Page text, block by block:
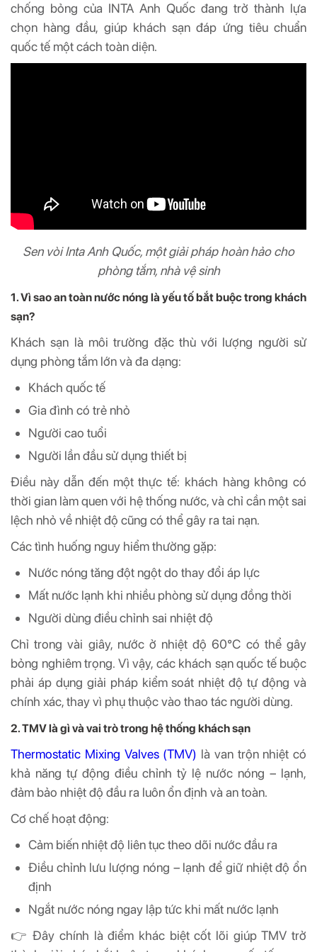
chống bỏng của INTA Anh Quốc đang trở thành lựa
chọn hàng đầu, giúp khách sạn đáp ứng tiêu chuẩn
quốc tế một cách toàn diện.
Sen vòi Inta Anh Quốc, một giải pháp hoàn hảo cho
phòng tắm, nhà vệ sinh
1. Vì sao an toàn nước nóng là yếu tố bắt buộc trong khách
sạn?
Khách sạn là môi trường đặc thù với lượng người sử
dụng phòng tắm lớn và đa dạng:
Khách quốc tế
Gia đình có trẻ nhỏ
Người cao tuổi
Người lần đầu sử dụng thiết bị
Điều này dẫn đến một thực tế: khách hàng không có
thời gian làm quen với hệ thống nước, và chỉ cần một sai
lệch nhỏ về nhiệt độ cũng có thể gây ra tai nạn.
Các tình huống nguy hiểm thường gặp:
Nước nóng tăng đột ngột do thay đổi áp lực
Mất nước lạnh khi nhiều phòng sử dụng đồng thời
Người dùng điều chỉnh sai nhiệt độ
Chỉ trong vài giây, nước ở nhiệt độ 60°C có thể gây
bỏng nghiêm trọng. Vì vậy, các khách sạn quốc tế buộc
phải áp dụng giải pháp kiểm soát nhiệt độ tự động và
chính xác, thay vì phụ thuộc vào thao tác người dùng.
2. TMV là gì và vai trò trong hệ thống khách sạn
Thermostatic Mixing Valves (TMV) là van trộn nhiệt có
khả năng tự động điều chỉnh tỷ lệ nước nóng – lạnh,
đảm bảo nhiệt độ đầu ra luôn ổn định và an toàn.
Cơ chế hoạt động:
Cảm biến nhiệt độ liên tục theo dõi nước đầu ra
Điều chỉnh lưu lượng nóng – lạnh để giữ nhiệt độ ổn
định
Ngắt nước nóng ngay lập tức khi mất nước lạnh
👉 Đây chính là điểm khác biệt cốt lõi giúp TMV trở